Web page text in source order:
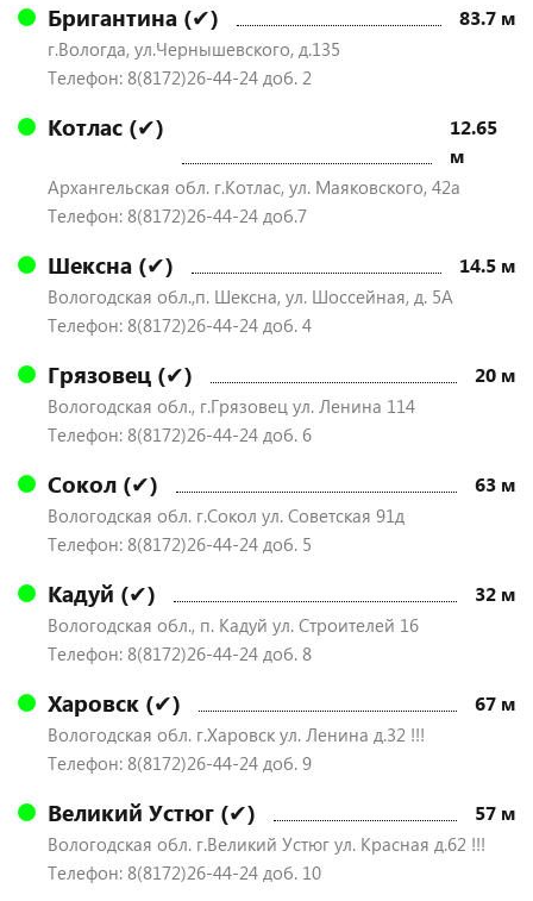
Бригантина (✔) 83.7 м
г.Вологда, ул.Чернышевского, д.135
Телефон: 8(8172)26-44-24 доб. 2
Котлас (✔)
12.65
м
Архангельская обл. г.Котлас, ул. Маяковского, 42а
Телефон: 8(8172)26-44-24 доб.7
Шексна (✔) 14.5 м
Вологодская обл.,п. Шексна, ул. Шоссейная, д. 5А
Телефон: 8(8172)26-44-24 доб. 4
Грязовец (✔) 20 м
Вологодская обл., г.Грязовец ул. Ленина 114
Телефон: 8(8172)26-44-24 доб. 6
Сокол (✔) 63 м
Вологодская обл. г.Сокол ул. Советская 91д
Телефон: 8(8172)26-44-24 доб. 5
Кадуй (✔) 32 м
Вологодская обл., п. Кадуй ул. Строителей 16
Телефон: 8(8172)26-44-24 доб. 8
Харовск (✔) 67 м
Вологодская обл. г.Харовск ул. Ленина д.32 !!!
Телефон: 8(8172)26-44-24 доб. 9
Великий Устюг (✔) 57 м
Вологодская обл. г.Великий Устюг ул. Красная д.62 !!!
Телефон: 8(8172)26-44-24 доб. 10